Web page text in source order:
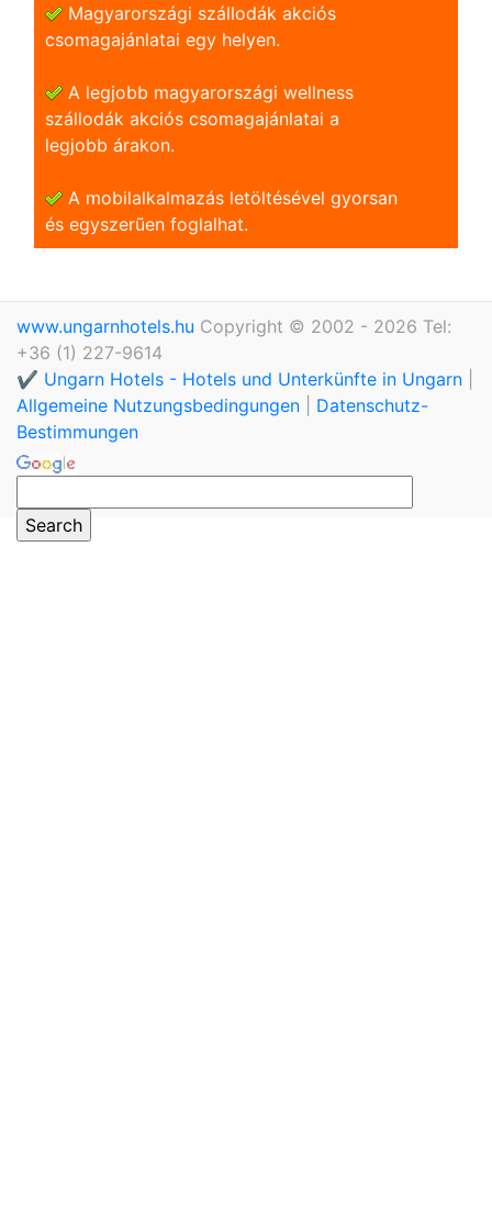
Magyarországi szállodák akciós
csomagajánlatai egy helyen.
A legjobb magyarországi wellness
szállodák akciós csomagajánlatai a
legjobb árakon.
A mobilalkalmazás letöltésével gyorsan
és egyszerũen foglalhat.
www.ungarnhotels.hu Copyright © 2002 - 2026 Tel:
+36 (1) 227-9614
✔️ Ungarn Hotels - Hotels und Unterkünfte in Ungarn
Allgemeine Nutzungsbedingungen
Datenschutz-
Bestimmungen